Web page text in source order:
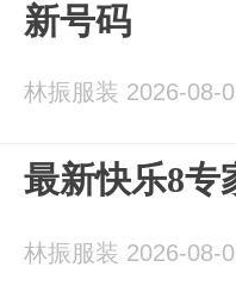
新号码
林振服装 2026-08-
最新快乐8专
林振服装 2026-08-